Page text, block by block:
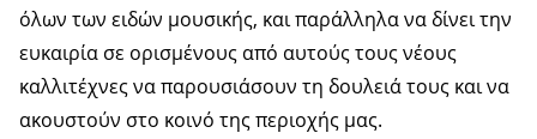
όλων των ειδών μουσικής, και παράλληλα να δίνει την
ευκαιρία σε ορισμένους από αυτούς τους νέους
καλλιτέχνες να παρουσιάσουν τη δουλειά τους και να
ακουστούν στο κοινό της περιοχής μας.